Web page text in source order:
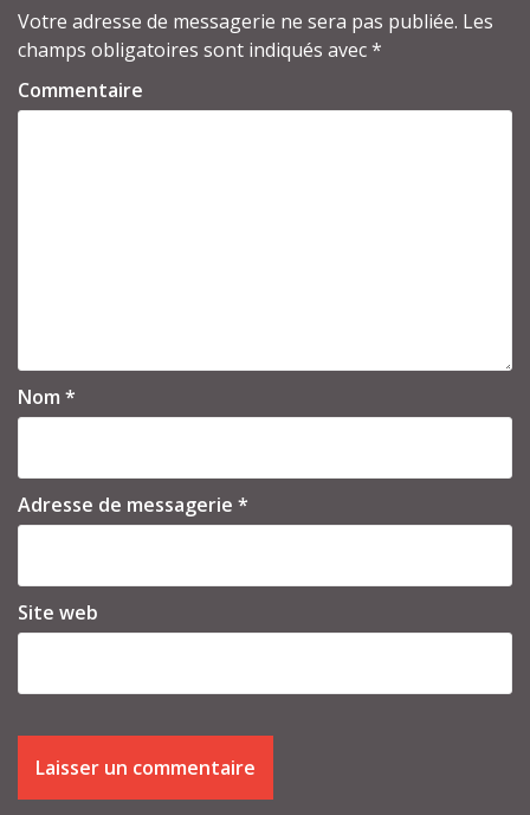
Votre adresse de messagerie ne sera pas publiée. Les
champs obligatoires sont indiqués avec*
Commentaire
Nom *
Adresse de messagerie *
Site web